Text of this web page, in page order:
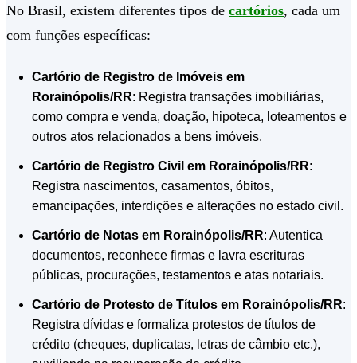
No Brasil, existem diferentes tipos de cartórios, cada um
com funções específicas:
Cartório de Registro de Imóveis em
Rorainópolis/RR: Registra transações imobiliárias,
como compra e venda, doação, hipoteca, loteamentos e
outros atos relacionados a bens imóveis.
Cartório de Registro Civil em Rorainópolis/RR:
Registra nascimentos, casamentos, óbitos,
emancipações, interdições e alterações no estado civil.
Cartório de Notas em Rorainópolis/RR: Autentica
documentos, reconhece firmas e lavra escrituras
públicas, procurações, testamentos e atas notariais.
Cartório de Protesto de Títulos em Rorainópolis/RR:
Registra dívidas e formaliza protestos de títulos de
crédito (cheques, duplicatas, letras de câmbio etc.),